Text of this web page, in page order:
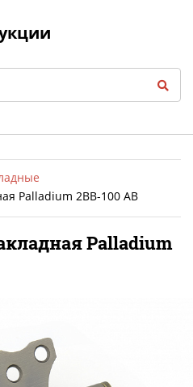
Palladium 2BB-100 AB
Palladium